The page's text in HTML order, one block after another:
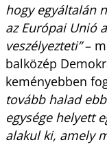
hogy egyáltalán
az Európai Unió
veszélyezteti”–
balközép
keményebben
tovább halad
egysége helyett
alakul ki, amely